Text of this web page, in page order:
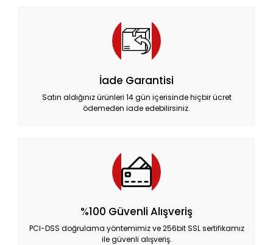
İade Garantisi
Satın aldığınız ürünleri 14 gün içerisinde hiçbir ücret
ödemeden iade edebilirsiniz.
%100 Güvenli Alışveriş
PCI-DSS doğrulama yöntemimiz ve 256bit SSL sertifikamız
ile güvenli alışveriş.